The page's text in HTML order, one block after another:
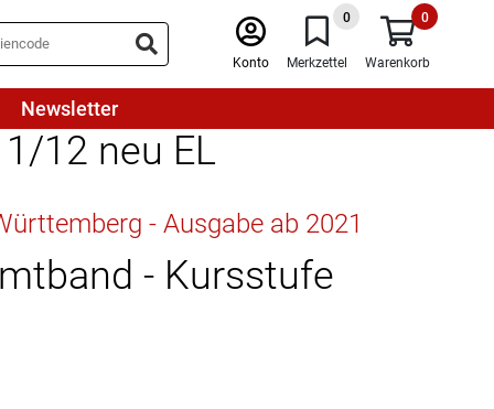
Konto
0
Merkzettel
0
Warenkorb
Newsletter
12 neu EL
- Ausgabe ab 2021
- Kursstufe